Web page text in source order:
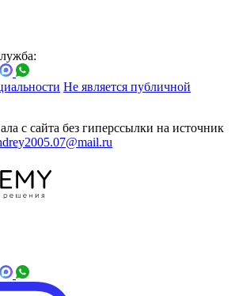
Не является публичной
с сайта без гиперссылки на источник